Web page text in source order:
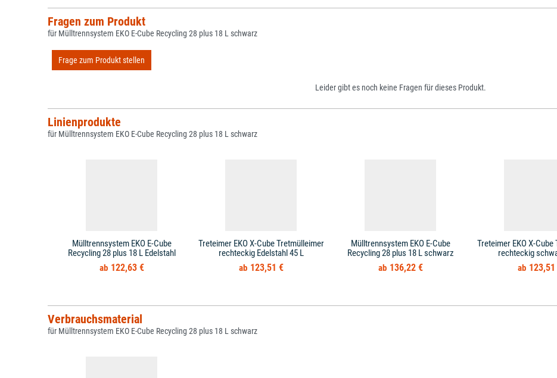
Fragen zum Produkt
für Mülltrennsystem EKO E-Cube Recycling 28 plus 18 L schwarz
Frage zum Produkt stellen
Leider gibt es noch keine Fragen für dieses Produkt.
Linienprodukte
für Mülltrennsystem EKO E-Cube Recycling 28 plus 18 L schwarz
Mülltrennsystem EKO E-Cube
Recycling 28 plus 18 L Edelstahl
122,63 €
Treteimer EKO X-Cube Tretmülleimer
rechteckig Edelstahl 45 L
123,51 €
Mülltrennsystem EKO E-Cube
Recycling 28 plus 18 L schwarz
136,22 €
Treteimer EKO X-
rechteckig
123,51
Verbrauchsmaterial
für Mülltrennsystem EKO E-Cube Recycling 28 plus 18 L schwarz